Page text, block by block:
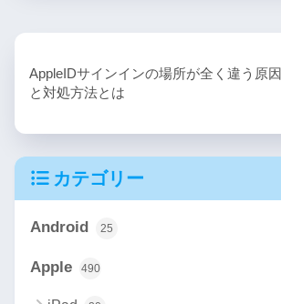
AppleIDサインインの場所が全く違う原因
と対処方法とは
カテゴリー
Android 25
Apple 490